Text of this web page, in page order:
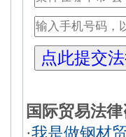
国际贸易法
·我是做钢材